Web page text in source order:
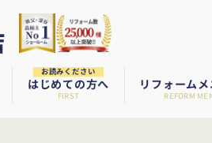
お読みください
はじめての方へ
FIRST
リフォーム
REFORM